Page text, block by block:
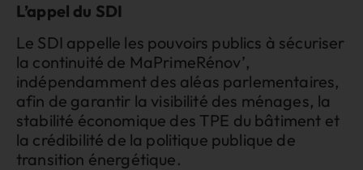
L’appel du SDI
Le SDI appelle les pouvoirs publics à sécuriser
la continuité de MaPrimeRénov’,
indépendamment des aléas parlementaires,
afin de garantir la visibilité des ménages, la
stabilité économique des TPE du bâtiment et
la crédibilité de la politique publique de
transition énergétique.